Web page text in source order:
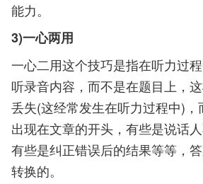
能力。
3)一心两用
一心二用这个技巧是指在听力过
听录音内容，而不是在题目上，
丢失(这经常发生在听力过程中)
出现在文章的开头，有些是说话
有些是纠正错误后的结果等等，
转换的。